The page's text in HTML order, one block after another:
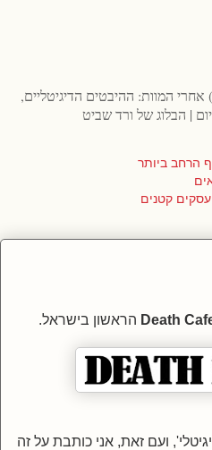
אחרי המוות: ההיבטים הדיגיטליים,
| הבלוג של ורד שביט
Death הראשון בישראל.
ועם זאת, אני כותבת על זה